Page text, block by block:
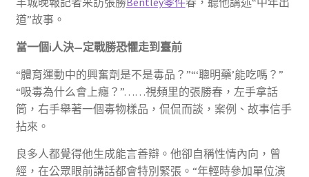
道”故事。
當一個i人決—定戰勝恐懼走到臺前
“體育運動中的興奮劑是不是毒品？”“‘聰明藥’能吃嗎？”
“吸毒為什么會上癮？”……視頻里的張勝春，左手拿話
筒，右手舉著一個毒物樣品，侃侃而談，案例、故事信手
拈來。
良多人都覺得他生成能言善辯。他卻自稱性情內向，曾
經，在公眾眼前講話都會特別緊張。“年輕時參加單位演